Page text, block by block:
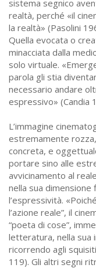
sistema segnico
realtà, perché «il
la realtà» (Pasolini
Quella evocata o
minacciata dalla
solo virtuale.
parola gli stia
necessario andare
espressivo» (Candia
L’immagine
estremamente
concreta, e
portare sino alle
avvicinamento al
nella sua dimensione
l’espressività.
l’azione reale”, il
“poeta di cose”,
letteratura, nella sua
ricorrendo agli
119). Gli altri segni